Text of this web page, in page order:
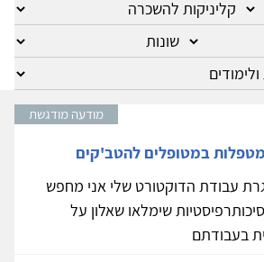
מודעה מודגשת
במטופלים להטב'קים
עבודת הדוקטורט שלי אני מחפש
שימלאו שאלון על
בעבודתם